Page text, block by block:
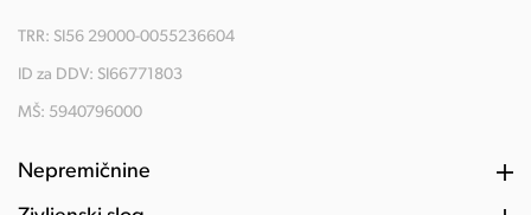
TRR: SI56 29000-0055236604
ID za DDV: SI66771803
MŠ: 5940796000
Nepremičnine